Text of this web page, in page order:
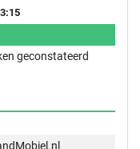
geconstateerd